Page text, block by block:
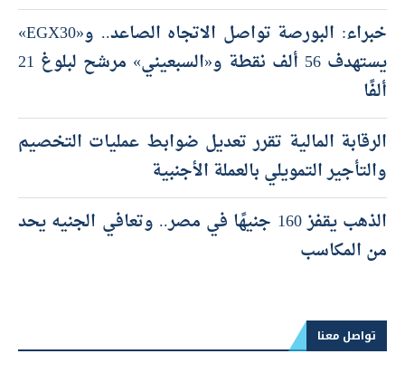
خبراء: البورصة تواصل الاتجاه الصاعد.. و«EGX30»
يستهدف 56 ألف نقطة و«السبعيني» مرشح لبلوغ 21
ألفًا
الرقابة المالية تقرر تعديل ضوابط عمليات التخصيم
والتأجير التمويلي بالعملة الأجنبية
الذهب يقفز 160 جنيهًا في مصر.. وتعافي الجنيه يحد
من المكاسب
تواصل معنا